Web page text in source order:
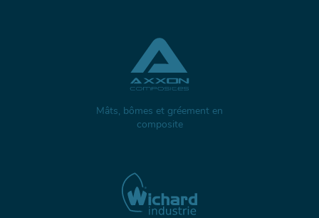
Mâts, bômes et gréement en
composite